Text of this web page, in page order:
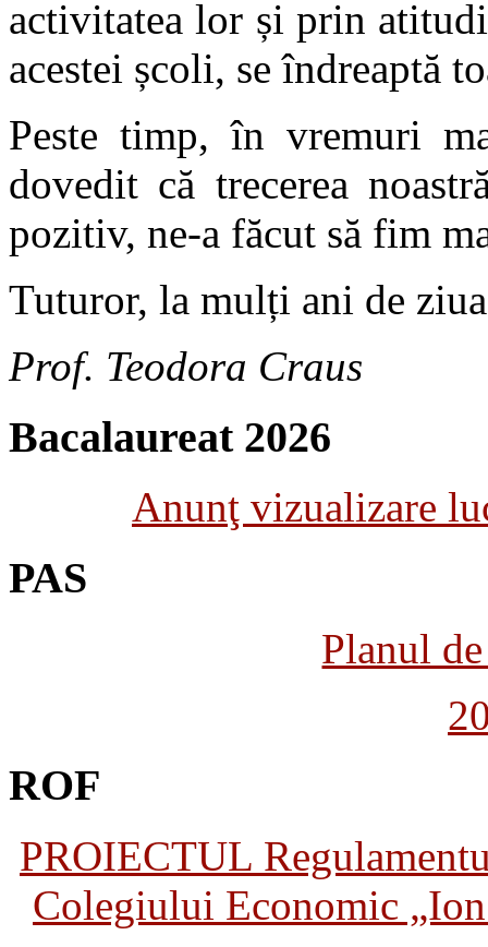
activitatea lor și prin
acestei școli, se îndreaptă
Peste timp, în vremuri
dovedit că trecerea
pozitiv, ne-a făcut să fim
Tuturor, la mulți ani de
Prof. Teodora Craus
Bacalaureat 2026
Anunţ vizualizare
PAS
Planul
ROF
PROIECTUL
Colegiului Economic